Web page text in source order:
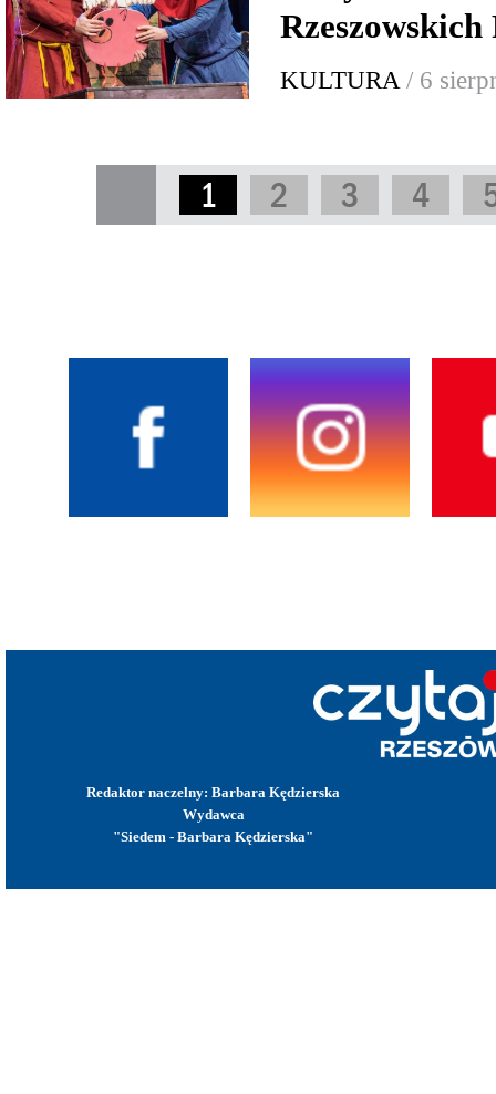
KULTURA / 6
1 2 3 4
Redaktor naczelny: Barbara Kędzierska
Wydawca
"Siedem - Barbara Kędzierska"